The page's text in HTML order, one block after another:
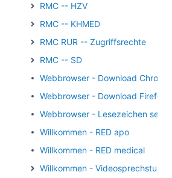
RMC -- HZV
RMC -- KHMED
RMC RUR -- Zugriffsrechte
RMC -- SD
Webbrowser - Download Chrome
Webbrowser - Download Firefox
Webbrowser - Lesezeichen setzen
Willkommen - RED apo
Willkommen - RED medical
Willkommen - Videosprechstunde